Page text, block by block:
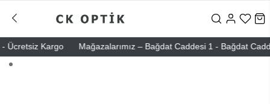
Kargo Mağazalarımız – Bağdat Caddesi 1 - Bağdat